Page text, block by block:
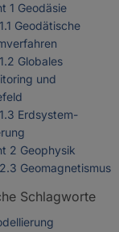
1 Geodäsie
Geodätische
Globales
und
Erdsystem-
2 Geophysik
Geomagnetismus
Schlagworte